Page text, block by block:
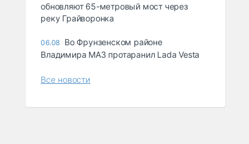
обновляют 65-метровый мост через
реку Грайворонка
06.08 Во Фрунзенском районе
Владимира МАЗ протаранил Lada Vesta
Все новости